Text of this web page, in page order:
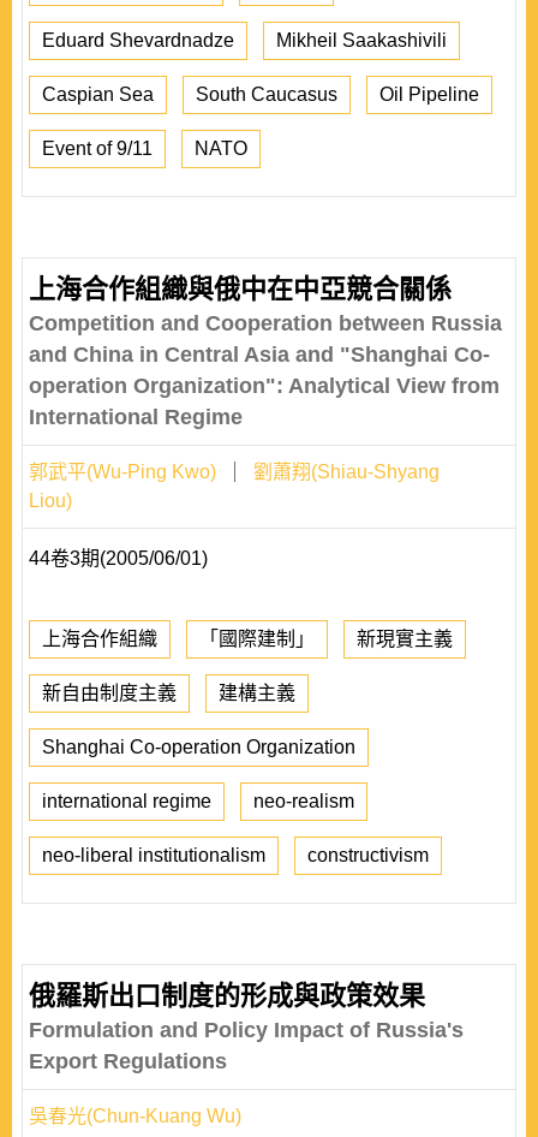
Eduard Shevardnadze Mikheil Saakashivili
Caspian Sea South Caucasus Oil Pipeline
Event of 9/11 NATO
上海合作組織與俄中在中亞競合關係
Competition and Cooperation between Russia
and China in Central Asia and "Shanghai Co-
operation Organization": Analytical View from
International Regime
郭武平(Wu-Ping Kwo)
劉蕭翔(Shiau-Shyang
Liou)
44卷3期(2005/06/01)
上海合作組織 「國際建制」 新現實主義
新自由制度主義 建構主義
Shanghai Co-operation Organization
international regime neo-realism
neo-liberal institutionalism constructivism
俄羅斯出口制度的形成與政策效果
Formulation and Policy Impact of Russia's
Export Regulations
吳春光(Chun-Kuang Wu)